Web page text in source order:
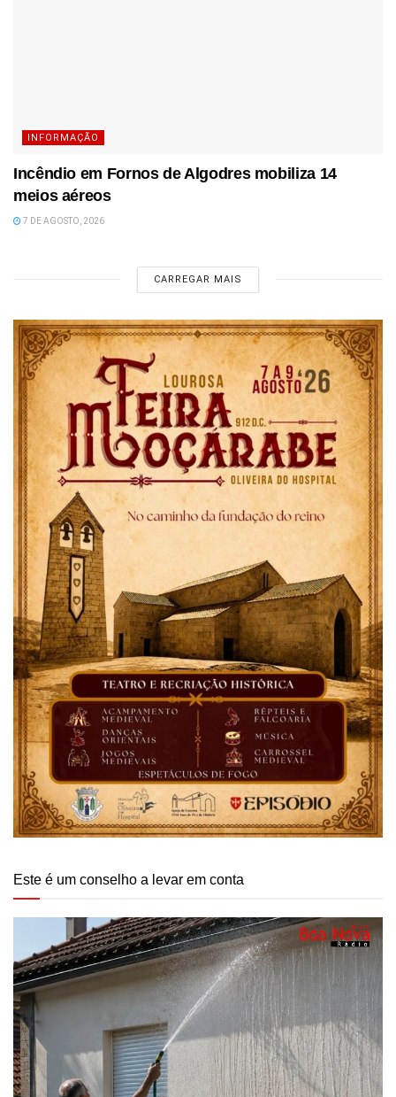
INFORMAÇÃO
Incêndio em Fornos de Algodres mobiliza 14
meios aéreos
7 DE AGOSTO, 2026
CARREGAR MAIS
Este é um conselho a levar em conta